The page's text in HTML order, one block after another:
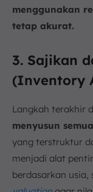
menggunakan
tetap akurat.
3. Sajikan
(Inventory
Langkah terakhir
menyusun
yang terstruktur
menjadi alat
berdasarkan usia,